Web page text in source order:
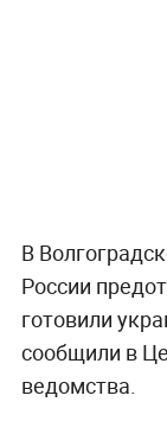
В
России
готовили
сообщили в
ведомства.